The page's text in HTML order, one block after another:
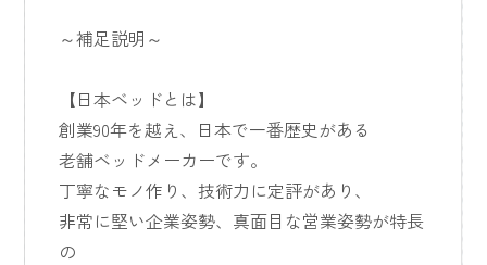
～補足説明～
【日本ベッドとは】
創業90年を越え、日本で一番歴史がある
老舗ベッドメーカーです。
丁寧なモノ作り、技術力に定評があり、
非常に堅い企業姿勢、真面目な営業姿勢が特長
の